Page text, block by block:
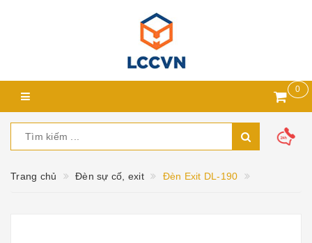
0
Trang chủ Đèn sự cố, exit Đèn Exit ​DL-190